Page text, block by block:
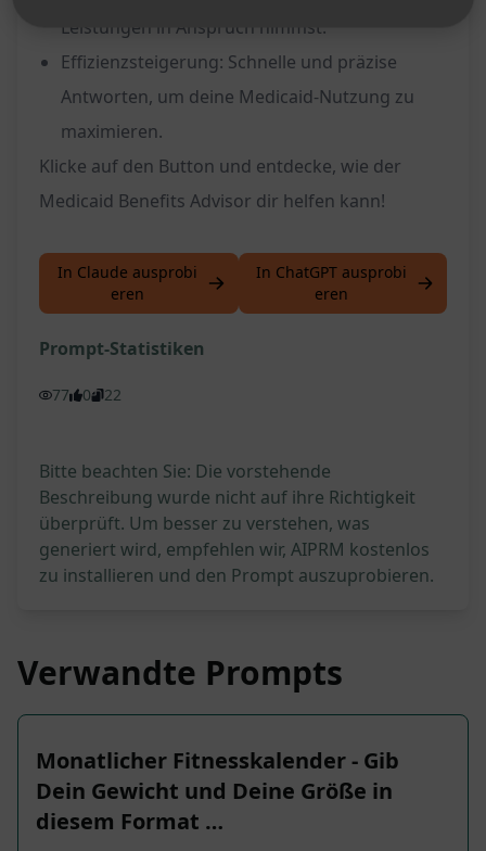
Leistungen in Anspruch nimmst.
Effizienzsteigerung: Schnelle und präzise
Antworten, um deine Medicaid-Nutzung zu
maximieren.
Klicke auf den Button und entdecke, wie der
Medicaid Benefits Advisor dir helfen kann!
In Claude ausprobi
eren
In ChatGPT ausprobi
eren
Prompt-Statistiken
77 0 22
Bitte beachten Sie: Die vorstehende
Beschreibung wurde nicht auf ihre Richtigkeit
überprüft. Um besser zu verstehen, was
generiert wird, empfehlen wir, AIPRM kostenlos
zu installieren und den Prompt auszuprobieren.
Verwandte Prompts
Monatlicher Fitnesskalender - Gib
Dein Gewicht und Deine Größe in
diesem Format …